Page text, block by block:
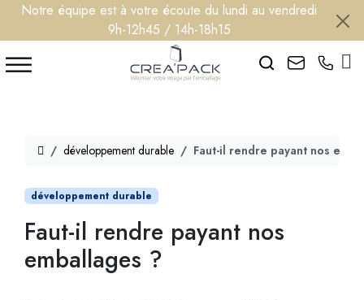
Notre équipe est à votre écoute du lundi au vendredi
9h-12h45 / 14h-18h15
Search
développement durable Faut-il rendre payant nos
développement durable
Faut-il rendre payant nos
emballages ?